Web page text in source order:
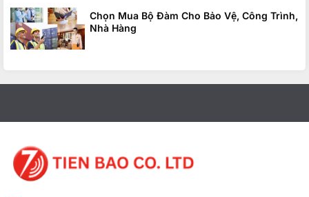
Chọn Mua Bộ Đàm Cho Bảo Vệ, Công Trình,
Nhà Hàng